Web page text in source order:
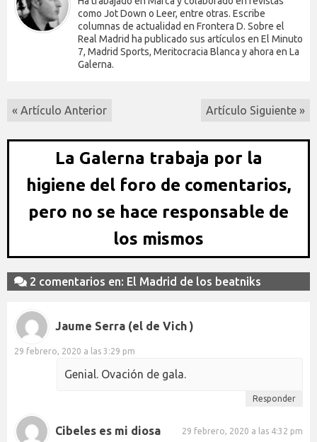
como Jot Down o Leer, entre otras. Escribe
columnas de actualidad en Frontera D. Sobre el
Real Madrid ha publicado sus artículos en El Minuto
7, Madrid Sports, Meritocracia Blanca y ahora en La
Galerna.
« Artículo Anterior Artículo Siguiente »
La Galerna trabaja por la
higiene del foro de comentarios,
pero no se hace responsable de
los mismos
2 comentarios en: El Madrid de los beatniks
Jaume Serra (el de Vich )
29 febrero, 2020 a las 3:29 pm
Genial. Ovación de gala.
Responder
Cibeles es mi diosa 29 febrero, 2020 a las 4:32 pm